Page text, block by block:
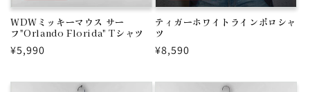
WDWミッキーマウス サー
フ"Orlando Florida" Tシャツ
通
価
¥5,990
ティガーホワイトラインポロシャ
ツ
通
価
¥8,590